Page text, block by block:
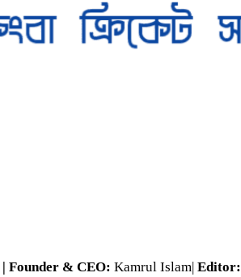
| Founder & CEO: Kamrul Islam| Editor: